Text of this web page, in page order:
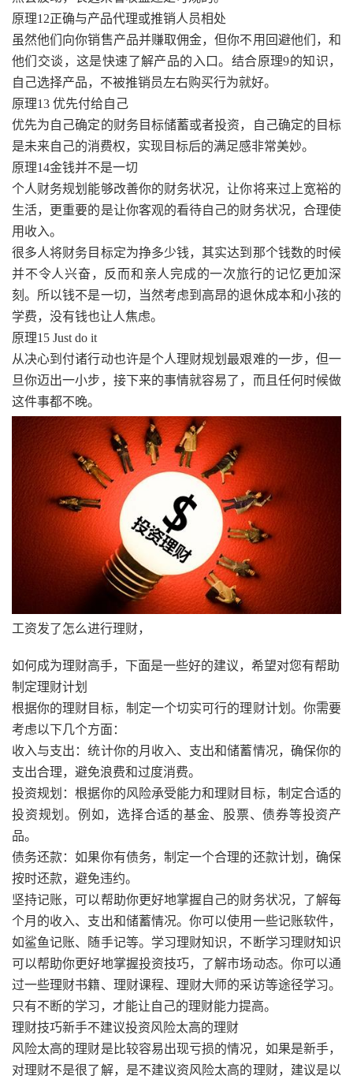
原理12正确与产品代理或推销人员相处
虽然他们向你销售产品并赚取佣金，但你不用回避他们，和
他们交谈，这是快速了解产品的入口。结合原理9的知识，
自己选择产品，不被推销员左右购买行为就好。
原理13 优先付给自己
优先为自己确定的财务目标储蓄或者投资，自己确定的目标
是未来自己的消费权，实现目标后的满足感非常美妙。
原理14金钱并不是一切
个人财务规划能够改善你的财务状况，让你将来过上宽裕的
生活，更重要的是让你客观的看待自己的财务状况，合理使
用收入。
很多人将财务目标定为挣多少钱，其实达到那个钱数的时候
并不令人兴奋，反而和亲人完成的一次旅行的记忆更加深
刻。所以钱不是一切，当然考虑到高昂的退休成本和小孩的
学费，没有钱也让人焦虑。
原理15 Just do it
从决心到付诸行动也许是个人理财规划最艰难的一步，但一
旦你迈出一小步，接下来的事情就容易了，而且任何时候做
这件事都不晚。
工资发了怎么进行理财，
如何成为理财高手，下面是一些好的建议，希望对您有帮助
制定理财计划
根据你的理财目标，制定一个切实可行的理财计划。你需要
考虑以下几个方面：
收入与支出：统计你的月收入、支出和储蓄情况，确保你的
支出合理，避免浪费和过度消费。
投资规划：根据你的风险承受能力和理财目标，制定合适的
投资规划。例如，选择合适的基金、股票、债券等投资产
品。
债务还款：如果你有债务，制定一个合理的还款计划，确保
按时还款，避免违约。
坚持记账，可以帮助你更好地掌握自己的财务状况，了解每
个月的收入、支出和储蓄情况。你可以使用一些记账软件，
如鲨鱼记账、随手记等。学习理财知识，不断学习理财知识
可以帮助你更好地掌握投资技巧，了解市场动态。你可以通
过一些理财书籍、理财课程、理财大师的采访等途径学习。
只有不断的学习，才能让自己的理财能力提高。
理财技巧新手不建议投资风险太高的理财
风险太高的理财是比较容易出现亏损的情况，如果是新手，
对理财不是很了解，是不建议资风险太高的理财，建议是以